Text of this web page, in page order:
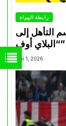
رابطة الهواة
التأهل إلى
“البلاي أوف”
Mai 1, 2026